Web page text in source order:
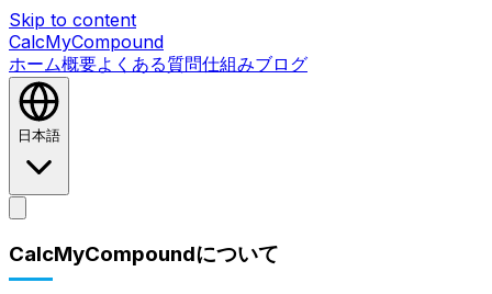
Skip to content
CalcMyCompound
ホーム概要よくある質問仕組みブログ
日本語
CalcMyCompoundについて